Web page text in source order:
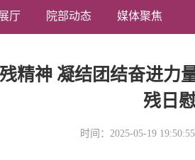
厅 院部动态 媒体聚焦
精神 凝结团结奋进
残日
时间：2025-05-19